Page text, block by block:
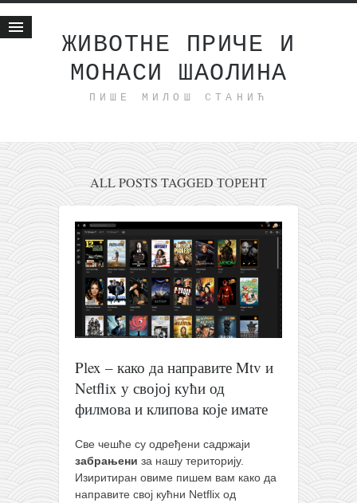
ЖИВОТНЕ ПРИЧЕ И
МОНАСИ ШАОЛИНА
ПИШЕ МИЛОШ СТАНИЋ
Животне приче
интернет пословање
исхраном до здравља
мој хаику
моменти и места
бонус садржај
светлопис
законоправило
духовни отац
православље
забрањена историја
ћирилица
породичне приче
прота Воја
уместо твитера
ALL POSTS TAGGED ТОРЕНТ
Plex – како да направите Mtv и
Netflix у својој кући од
филмова и клипова које имате
Све чешће су одређени садржаји
забрањени за нашу територију.
Изиритиран овиме пишем вам како да
направите свој кућни Netflix од